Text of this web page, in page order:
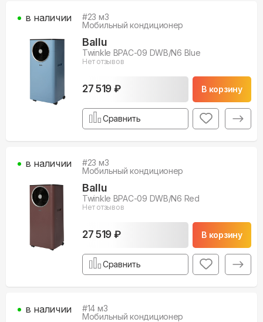
#23 м3
Мобильный кондиционер
Ballu
Twinkle BPAC-09 DWB/N6 Blue
Нет отзывов
27 519 ₽ В корзину
в наличии
Сравнить
#23 м3
Мобильный кондиционер
Ballu
Twinkle BPAC-09 DWB/N6 Red
Нет отзывов
27 519 ₽ В корзину
в наличии
Сравнить
#14 м3
Мобильный кондиционер
в наличии